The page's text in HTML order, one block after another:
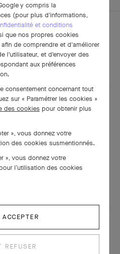
technique
y compris la
(pour plus d'informations,
et conditions
que nos propres cookies
de comprendre et d'améliorer
l'utilisateur, et d'envoyer des
aux préférences
consentement concernant tout
sur « Paramétrer les cookies »
des cookies pour obtenir plus
», vous donnez votre
des cookies susmentionnés.
», vous donnez votre
l’utilisation des cookies
REFUSER